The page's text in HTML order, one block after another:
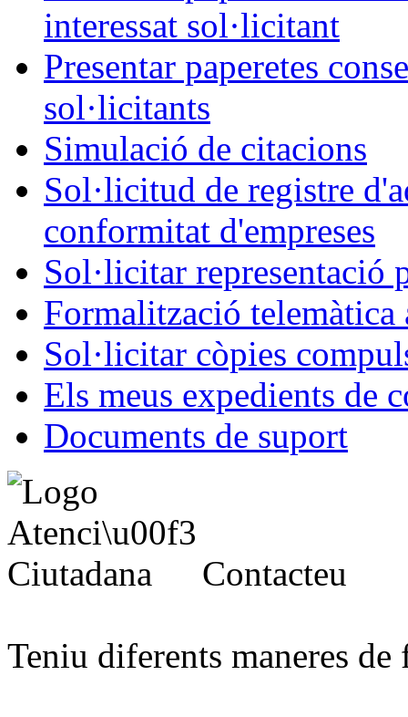
interessat sol·licitant
Presentar paperetes
sol·licitants
Simulació de citacions
Sol·licitud de registre
conformitat d'empreses
Sol·licitar representació
Formalització telemàtica
Sol·licitar còpies
Els meus expedients de
Documents de suport
Contacteu
Teniu diferents maneres de